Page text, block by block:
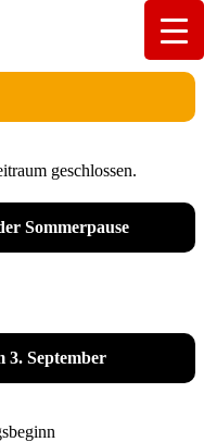
geschlossen.
Sommerpause
3. September